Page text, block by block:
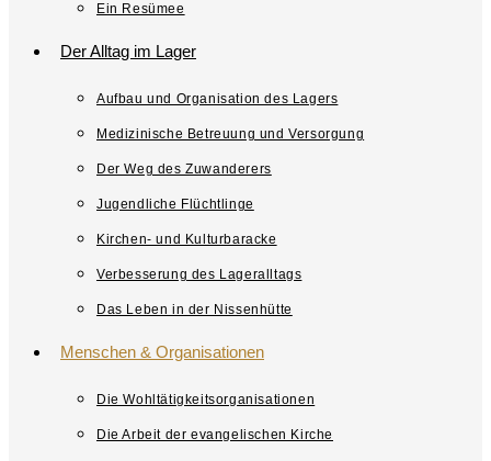
Ein Resümee
Der Alltag im Lager
Aufbau und Organisation des Lagers
Medizinische Betreuung und Versorgung
Der Weg des Zuwanderers
Jugendliche Flüchtlinge
Kirchen- und Kulturbaracke
Verbesserung des Lageralltags
Das Leben in der Nissenhütte
Menschen & Organisationen
Die Wohltätigkeitsorganisationen
Die Arbeit der evangelischen Kirche